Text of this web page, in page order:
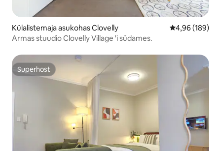
Külalistemaja asukohas Clovelly Keskmine
4,96 (189)
Armas stuudio Clovelly Village 'i südames.
Superhost
Superhost